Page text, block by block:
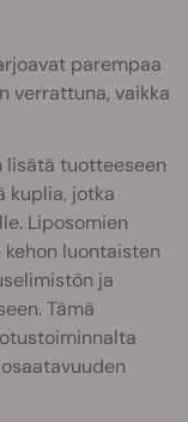
parempaa
verrattuna, vaikka
lisätä tuotteeseen
kuplia, jotka
Liposomien
luontaisten
ja
Tämä